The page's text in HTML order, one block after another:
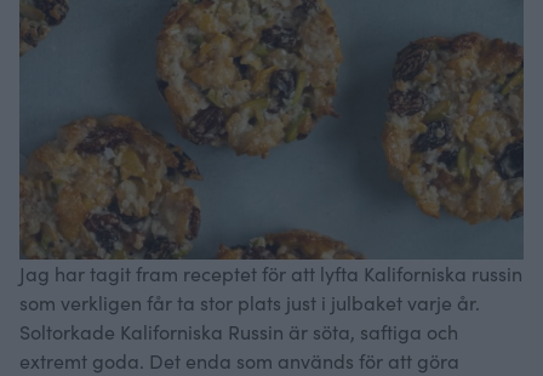
Jag har tagit fram receptet för att lyfta Kaliforniska russin
som verkligen får ta stor plats just i julbaket varje år.
Soltorkade Kaliforniska Russin är söta, saftiga och
extremt goda. Det enda som används för att göra